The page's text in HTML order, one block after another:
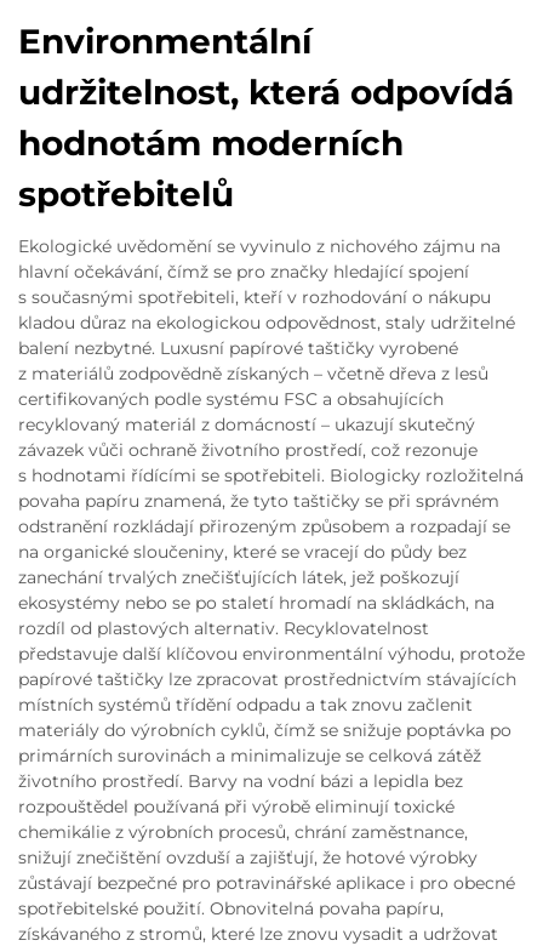
Environmentální
udržitelnost, která odpovídá
hodnotám moderních
spotřebitelů
Ekologické uvědomění se vyvinulo z nichového zájmu na
hlavní očekávání, čímž se pro značky hledající spojení
s současnými spotřebiteli, kteří v rozhodování o nákupu
kladou důraz na ekologickou odpovědnost, staly udržitelné
balení nezbytné. Luxusní papírové taštičky vyrobené
z materiálů zodpovědně získaných – včetně dřeva z lesů
certifikovaných podle systému FSC a obsahujících
recyklovaný materiál z domácností – ukazují skutečný
závazek vůči ochraně životního prostředí, což rezonuje
s hodnotami řídícími se spotřebiteli. Biologicky rozložitelná
povaha papíru znamená, že tyto taštičky se při správném
odstranění rozkládají přirozeným způsobem a rozpadají se
na organické sloučeniny, které se vracejí do půdy bez
zanechání trvalých znečišťujících látek, jež poškozují
ekosystémy nebo se po staletí hromadí na skládkách, na
rozdíl od plastových alternativ. Recyklovatelnost
představuje další klíčovou environmentální výhodu, protože
papírové taštičky lze zpracovat prostřednictvím stávajících
místních systémů třídění odpadu a tak znovu začlenit
materiály do výrobních cyklů, čímž se snižuje poptávka po
primárních surovinách a minimalizuje se celková zátěž
životního prostředí. Barvy na vodní bázi a lepidla bez
rozpouštědel používaná při výrobě eliminují toxické
chemikálie z výrobních procesů, chrání zaměstnance,
snižují znečištění ovzduší a zajišťují, že hotové výrobky
zůstávají bezpečné pro potravinářské aplikace i pro obecné
spotřebitelské použití. Obnovitelná povaha papíru,
získávaného z stromů, které lze znovu vysadit a udržovat